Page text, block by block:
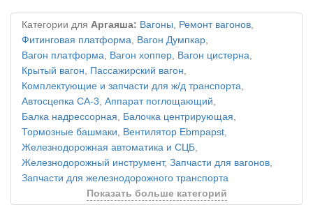
Категории для Аргаяша: Вагоны, Ремонт вагонов,
Фитинговая платформа, Вагон Думпкар,
Вагон платформа, Вагон хоппер, Вагон цистерна,
Крытый вагон, Пассажирский вагон,
Комплектующие и запчасти для ж/д транспорта,
Автосцепка СА-3, Аппарат поглощающий,
Балка надрессорная, Балочка центрирующая,
Тормозные башмаки, Вентилятор Ebmpapst,
Железнодорожная автоматика и СЦБ,
Железнодорожный инструмент, Запчасти для вагонов,
Запчасти для железнодорожного транспорта
Показать больше категорий